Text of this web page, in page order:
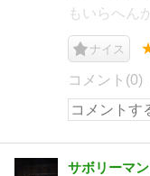
もいらへん
ナイス
コメント(0)
サボリーマン